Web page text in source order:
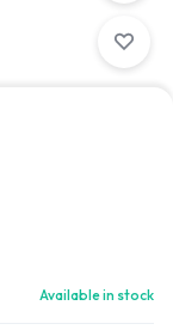
Available in stock